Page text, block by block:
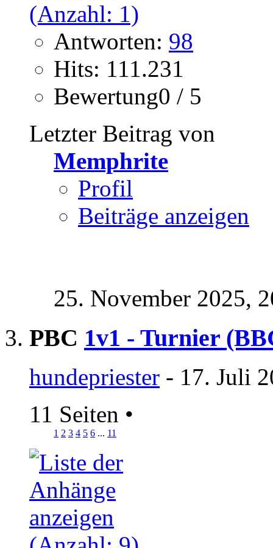
Antworten: 98
Hits: 111.231
Bewertung0 / 5
Letzter Beitrag von
Memphrite
Profil
Beiträge anzeigen
25. November 2025,
PBC 1v1 - Turnier
hundepriester - 17. Juli
11 Seiten •
1 2 3 4 5 6 ... 11